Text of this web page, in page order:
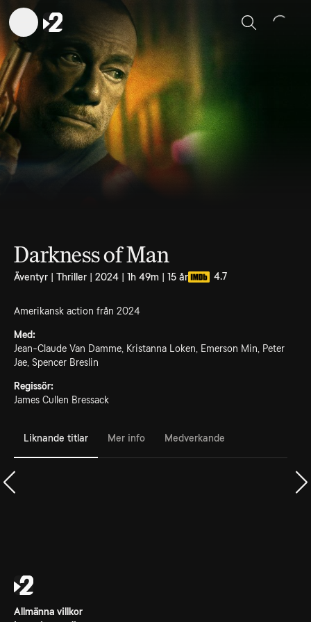
Sök
Darkness of Man
Äventyr | Thriller | 2024 | 1h 49m | 15 år 4.7
Amerikansk action från 2024
Med:
Jean-Claude Van Damme, Kristanna Loken, Emerson Min, Peter
Jae, Spencer Breslin
Regissör:
James Cullen Bressack
Liknande titlar Mer info Medverkande
Allmänna villkor